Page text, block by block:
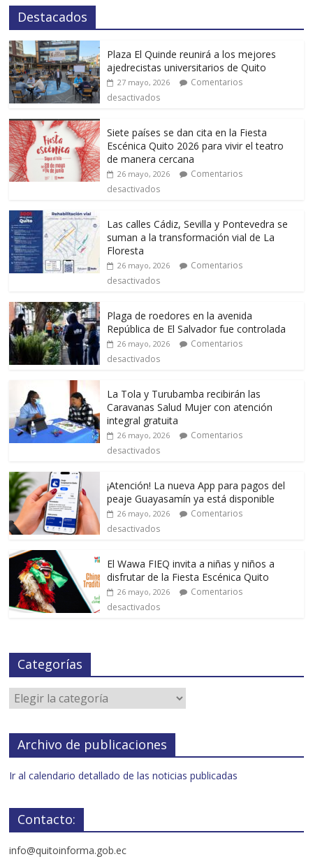
Destacados
Plaza El Quinde reunirá a los mejores
ajedrecistas universitarios de Quito
27 mayo, 2026
Comentarios
desactivados
Siete países se dan cita en la Fiesta
Escénica Quito 2026 para vivir el teatro
de manera cercana
26 mayo, 2026
Comentarios
desactivados
Las calles Cádiz, Sevilla y Pontevedra se
suman a la transformación vial de La
Floresta
26 mayo, 2026
Comentarios
desactivados
Plaga de roedores en la avenida
República de El Salvador fue controlada
26 mayo, 2026
Comentarios
desactivados
La Tola y Turubamba recibirán las
Caravanas Salud Mujer con atención
integral gratuita
26 mayo, 2026
Comentarios
desactivados
¡Atención! La nueva App para pagos del
peaje Guayasamín ya está disponible
26 mayo, 2026
Comentarios
desactivados
El Wawa FIEQ invita a niñas y niños a
disfrutar de la Fiesta Escénica Quito
26 mayo, 2026
Comentarios
desactivados
Categorías
Archivo de publicaciones
Ir al calendario detallado de las noticias publicadas
Contacto:
info@quitoinforma.gob.ec